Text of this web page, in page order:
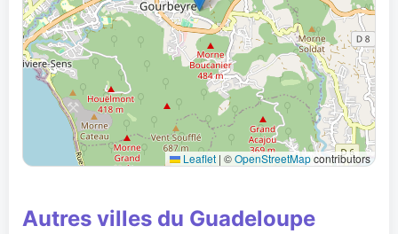
Leaflet | ©OpenStreetMapcontributors
Autres villes du Guadeloupe